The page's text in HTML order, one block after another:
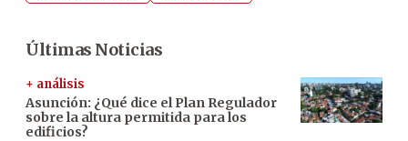
Últimas Noticias
+ análisis
Asunción: ¿Qué dice el Plan Regulador
sobre la altura permitida para los
edificios?